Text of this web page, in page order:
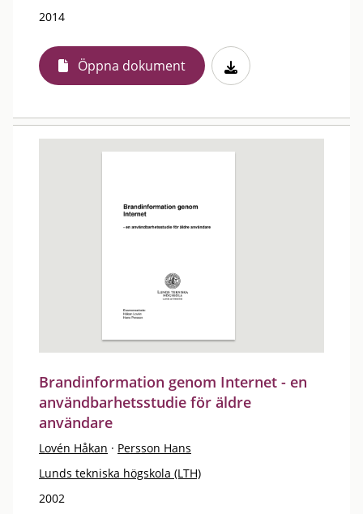
2014
Öppna dokument
Brandinformation genom Internet - en
användbarhetsstudie för äldre
användare
Lovén Håkan · Persson Hans
Lunds tekniska högskola (LTH)
2002